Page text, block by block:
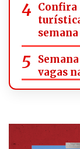
Confira
semana
vagas